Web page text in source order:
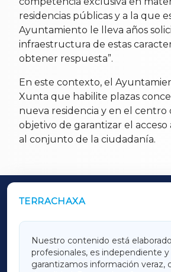
residencias públicas y a la que
Ayuntamiento le lleva años
infraestructura de estas
obtener respuesta”.
En este contexto, el
Xunta que habilite plazas
nueva residencia y en el centro
objetivo de garantizar el acceso
al conjunto de la ciudadanía.
TERRACHAXA
Nuestro contenido está
profesionales, es independiente y
garantizamos información veraz,
OUTROS PERIÓDICOS
LUGOXA